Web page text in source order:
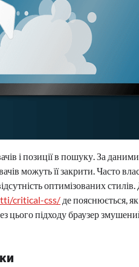
і позиції в пошуку. За
можуть її закрити. Часто
оптимізованих
critical-css/ де пояснюється,
підходу браузер